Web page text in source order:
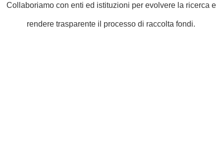
Collaboriamo con enti ed istituzioni per evolvere la ricerca e
rendere trasparente il processo di raccolta fondi.